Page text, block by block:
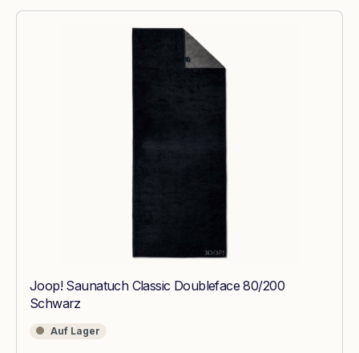
Joop! Saunatuch Classic Doubleface 80/200
Schwarz
Auf Lager
Auf Lager